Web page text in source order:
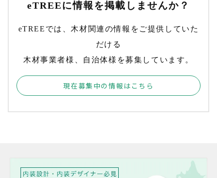
eTREEに情報を掲載しませんか？
eTREEでは、木材関連の情報をご提供していた
だける
木材事業者様、自治体様を募集しています。
現在募集中の情報はこちら